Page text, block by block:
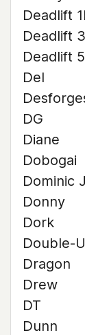
Deadlift
Deadlift
Deadlift
Del
DG
Diane
Dobogai
Dominic
Donny
Dork
Double-
Dragon
Drew
DT
Dunn